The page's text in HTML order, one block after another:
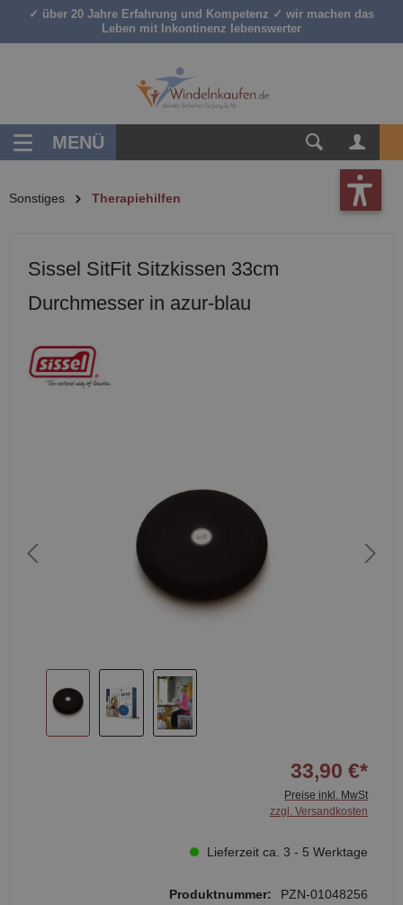
springen
✓ über 20 Jahre Erfahrung und Kompetenz ✓ wir machen das
Leben mit Inkontinenz lebenswerter
MENÜ
Sonstiges Therapiehilfen
Sissel SitFit Sitzkissen 33cm
Durchmesser in azur-blau
33,90 €*
Preise inkl. MwSt
zzgl. Versandkosten
Lieferzeit ca. 3 - 5 Werktage
Produktnummer:
PZN-01048256